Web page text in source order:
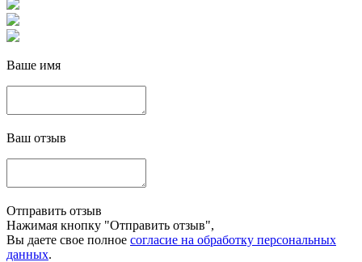
Ваше имя
Ваш отзыв
Отправить отзыв
Нажимая кнопку "Отправить отзыв",
Вы даете свое полное согласие на обработку персональных
данных.